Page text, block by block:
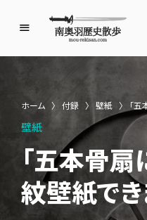
歴
史
散
歩
名所旧跡と館めぐり
ホーム 〉 付録 〉 壁紙 〉 「
壁紙
「五本骨扇
紋壁紙でき